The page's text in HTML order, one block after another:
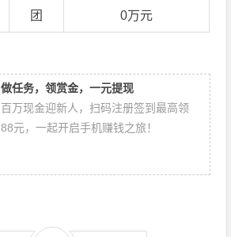
团
0万元
做任务，领赏金，一元提现
百万现金迎新人，扫码注册签到最高领
88元，一起开启手机赚钱之旅！